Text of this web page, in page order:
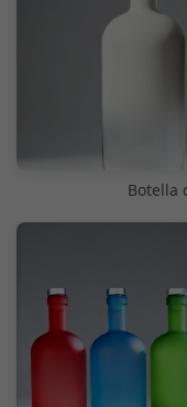
Botella